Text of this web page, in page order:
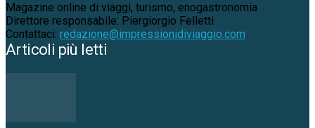
Magazine online di viaggi, turismo, enogastronomia
Direttore responsabile: Piergiorgio Felletti
Contattaci: redazione@impressionidiviaggio.com
Articoli più letti